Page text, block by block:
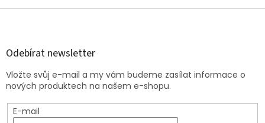
a
v
k
y
v
ý
v
Z
Odebírat newsletter
Vložte svůj e-mail a my vám budeme zasílat informace o
nových produktech na našem e-shopu.
E-mail